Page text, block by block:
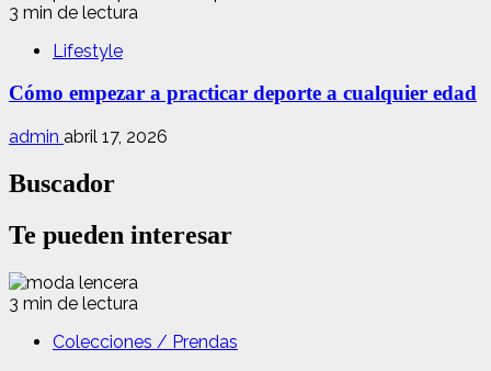
3 min de lectura
Lifestyle
Cómo empezar a practicar deporte a cualquier edad
admin abril 17, 2026
Buscador
Te pueden interesar
3 min de lectura
Colecciones / Prendas